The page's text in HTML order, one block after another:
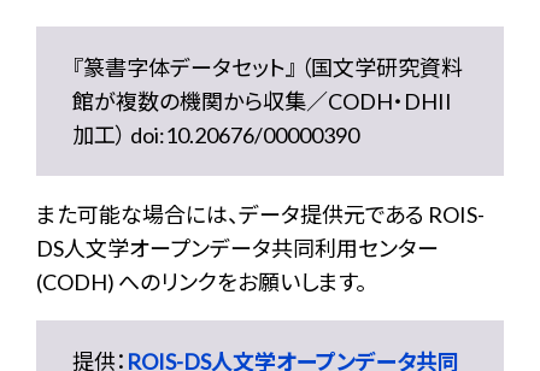
『篆書字体データセット』 （国文学研究資料
館が複数の機関から収集／CODH・DHII
加工） doi:10.20676/00000390
また可能な場合には、データ提供元である ROIS-
DS人文学オープンデータ共同利用センター
(CODH) へのリンクをお願いします。
提供： ROIS-DS人文学オープンデータ共同